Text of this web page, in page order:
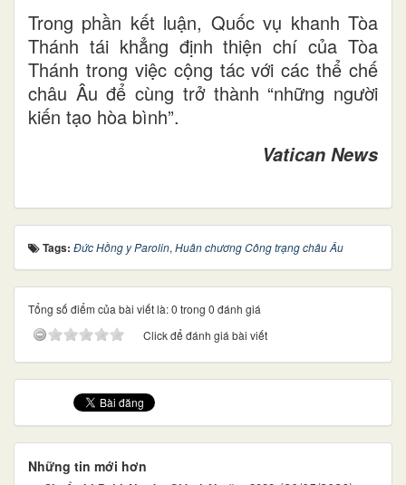
Trong phần kết luận, Quốc vụ khanh Tòa
Thánh tái khẳng định thiện chí của Tòa
Thánh trong việc cộng tác với các thể chế
châu Âu để cùng trở thành “những người
kiến tạo hòa bình”.
Vatican News
Tags: Đức Hồng y Parolin, Huân chương Công trạng châu Âu
Tổng số điểm của bài viết là: 0 trong 0 đánh giá
Click để đánh giá bài viết
Những tin mới hơn